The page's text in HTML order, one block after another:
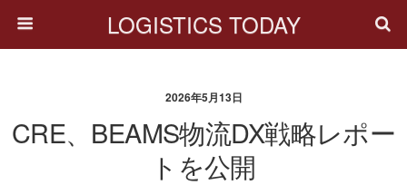
LOGISTICS TODAY
2026年5月13日
CRE、BEAMS物流DX戦略レポー
トを公開